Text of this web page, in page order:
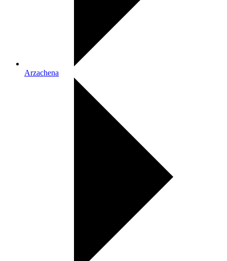
Arzachena